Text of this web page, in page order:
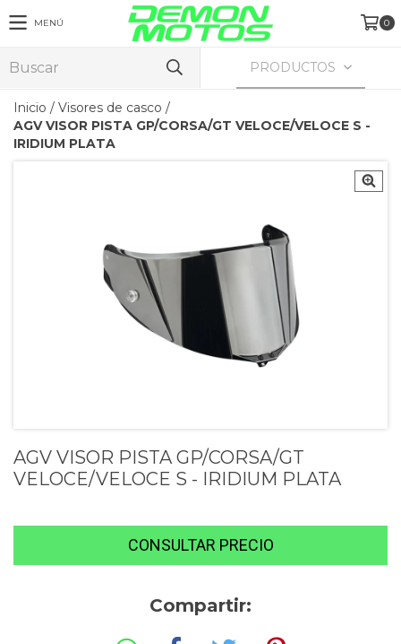
MENÚ 0
PRODUCTOS
Inicio / Visores de casco /
AGV VISOR PISTA GP/CORSA/GT VELOCE/VELOCE S -
IRIDIUM PLATA
AGV VISOR PISTA GP/CORSA/GT
VELOCE/VELOCE S - IRIDIUM PLATA
Compartir: